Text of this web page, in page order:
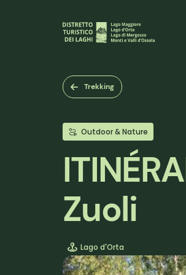
Trekking
Outdoor & Nature
Zuoli
Lago d'Orta